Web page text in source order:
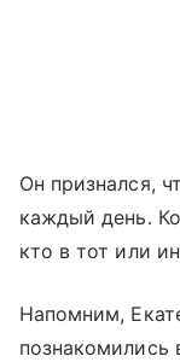
Он признался,
каждый день.
кто в тот или
Напомним,
познакомились